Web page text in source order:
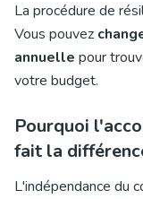
La procédure de
Vous pouvez
annuelle pour
votre budget.
Pourquoi
fait la
L'indépendance du